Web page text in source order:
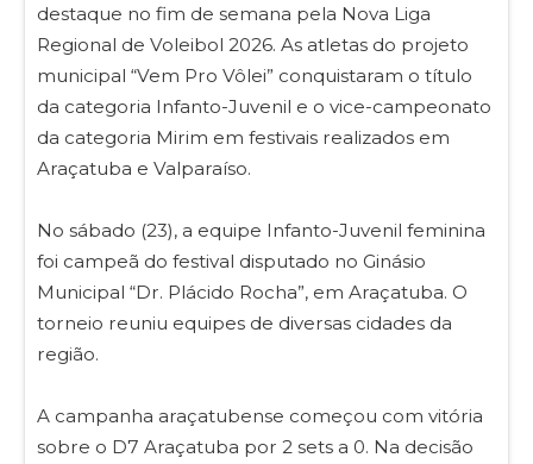
destaque no fim de semana pela Nova Liga
Regional de Voleibol 2026. As atletas do projeto
municipal “Vem Pro Vôlei” conquistaram o título
da categoria Infanto-Juvenil e o vice-campeonato
da categoria Mirim em festivais realizados em
Araçatuba e Valparaíso.
No sábado (23), a equipe Infanto-Juvenil feminina
foi campeã do festival disputado no Ginásio
Municipal “Dr. Plácido Rocha”, em Araçatuba. O
torneio reuniu equipes de diversas cidades da
região.
A campanha araçatubense começou com vitória
sobre o D7 Araçatuba por 2 sets a 0. Na decisão